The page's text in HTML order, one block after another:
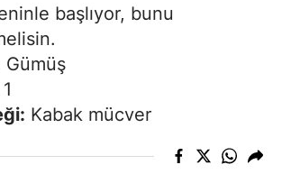
başlıyor, bunu
Gümüş
1
Kabak mücver